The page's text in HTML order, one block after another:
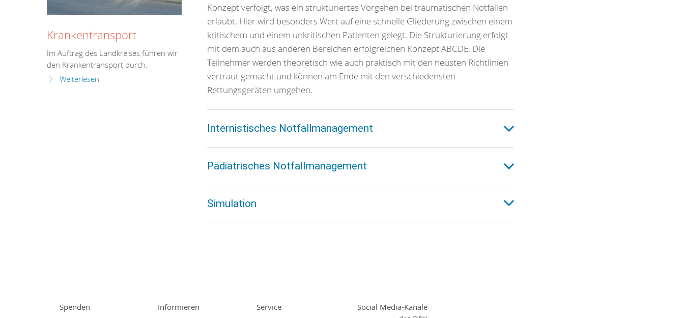
Konzept verfolgt, was ein strukturiertes Vorgehen bei traumatischen Notfällen
erlaubt. Hier wird besonders Wert auf eine schnelle Gliederung zwischen einem
kritischem und einem unkritischen Patienten gelegt. Die Strukturierung erfolgt
mit dem auch aus anderen Bereichen erfolgreichen Konzept ABCDE. Die
Teilnehmer werden theoretisch wie auch praktisch mit den neusten Richtlinien
vertraut gemacht und können am Ende mit den verschiedensten
Rettungsgeräten umgehen.
Internistisches Notfallmanagement
Pädiatrisches Notfallmanagement
Simulation
Krankentransport
Im Auftrag des Landkreises führen wir
den Krankentransport durch.
Weiterlesen
Spenden Informieren Service
Social Media-Kanäle